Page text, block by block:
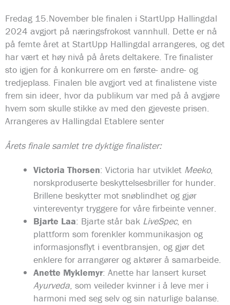
Fredag 15.November ble finalen i StartUpp Hallingdal
2024 avgjort på næringsfrokost vannhull. Dette er nå
på femte året at StartUpp Hallingdal arrangeres, og det
har vært et høy nivå på årets deltakere. Tre finalister
sto igjen for å konkurrere om en første- andre- og
tredjeplass. Finalen ble avgjort ved at finalistene viste
frem sin ideer, hvor da publikum var med på å avgjøre
hvem som skulle stikke av med den gjeveste prisen.
Arrangeres av Hallingdal Etablere senter
Årets finale samlet tre dyktige finalister:
Victoria Thorsen: Victoria har utviklet Meeko,
norskproduserte beskyttelsesbriller for hunder.
Brillene beskytter mot snøblindhet og gjør
vintereventyr tryggere for våre firbeinte venner.
Bjarte Laa: Bjarte står bak LiveSpec, en
plattform som forenkler kommunikasjon og
informasjonsflyt i eventbransjen, og gjør det
enklere for arrangører og aktører å samarbeide.
Anette Myklemyr: Anette har lansert kurset
Ayurveda, som veileder kvinner i å leve mer i
harmoni med seg selv og sin naturlige balanse.